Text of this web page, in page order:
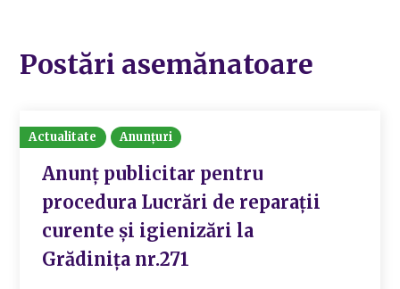
Postări asemănatoare
Actualitate Anunțuri
Anunț publicitar pentru
procedura Lucrări de reparații
curente și igienizări la
Grădinița nr.271